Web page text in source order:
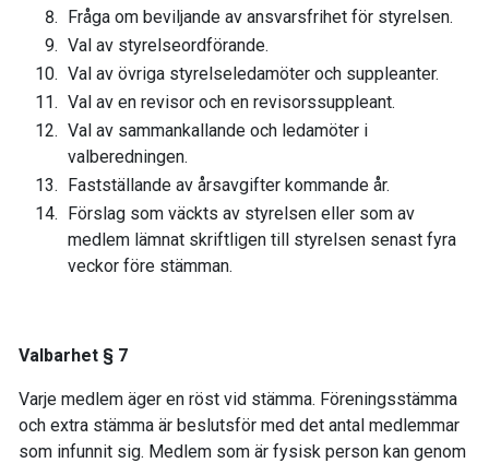
Fråga om beviljande av ansvarsfrihet för styrelsen.
Val av styrelseordförande.
Val av övriga styrelseledamöter och suppleanter.
Val av en revisor och en revisorssuppleant.
Val av sammankallande och ledamöter i
valberedningen.
Fastställande av årsavgifter kommande år.
Förslag som väckts av styrelsen eller som av
medlem lämnat skriftligen till styrelsen senast fyra
veckor före stämman.
Valbarhet § 7
Varje medlem äger en röst vid stämma. Föreningsstämma
och extra stämma är beslutsför med det antal medlemmar
som infunnit sig. Medlem som är fysisk person kan genom